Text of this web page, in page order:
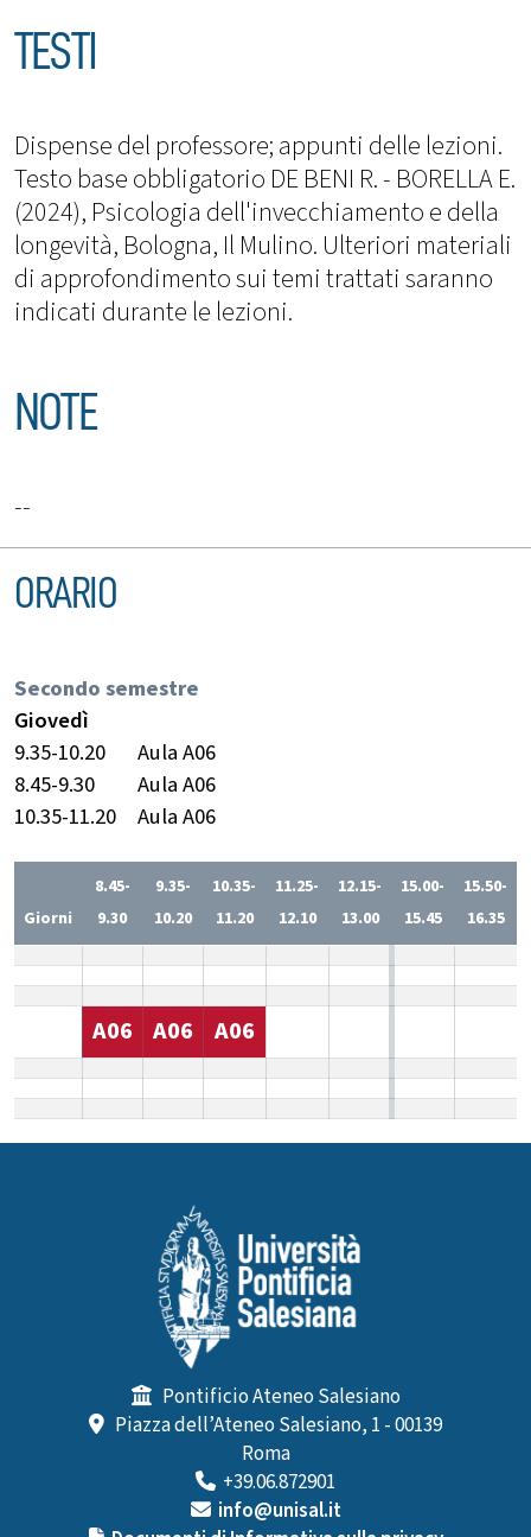
TESTI
Dispense del professore; appunti delle lezioni.
Testo base obbligatorio DE BENI R. - BORELLA E.
(2024), Psicologia dell'invecchiamento e della
longevità, Bologna, Il Mulino. Ulteriori materiali
di approfondimento sui temi trattati saranno
indicati durante le lezioni.
NOTE
--
ORARIO
Secondo semestre
Giovedì
9.35-10.20
Aula A06
8.45-9.30
Aula A06
10.35-11.20
Aula A06
Giorni
8.45-
9.30
9.35-
10.20
10.35-
11.20
11.25-
12.10
12.15-
13.00
15.00-
15.45
15.50-
16.35
A06 A06 A06
Pontificio Ateneo Salesiano
Piazza dell’Ateneo Salesiano, 1 - 00139
Roma
+39.06.872901
info@unisal.it